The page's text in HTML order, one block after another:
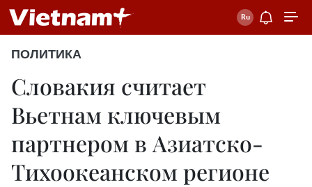
ПОЛИТИКА
Словакия считает
Вьетнам ключевым
партнером в Азиатско-
Тихоокеанском регионе